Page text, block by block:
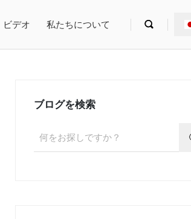
ビデオ 私たちについて
ブログを検索